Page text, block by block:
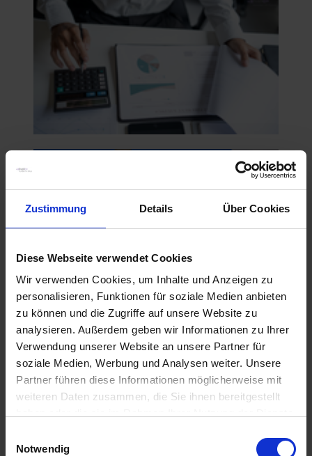
Zustimmung Details Über Cookies
Diese Webseite verwendet Cookies
Wir verwenden Cookies, um Inhalte und Anzeigen zu
personalisieren, Funktionen für soziale Medien anbieten
zu können und die Zugriffe auf unsere Website zu
analysieren. Außerdem geben wir Informationen zu Ihrer
Verwendung unserer Website an unsere Partner für
soziale Medien, Werbung und Analysen weiter. Unsere
Partner führen diese Informationen möglicherweise mit
weiteren Daten zusammen, die Sie ihnen bereitgestellt
Cookies, wenn Sie unsere Webseite weiterhin nutzen.
Notwendig